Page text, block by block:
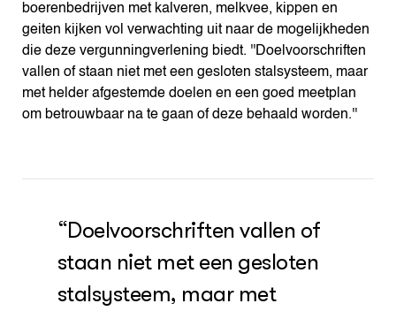
boerenbedrijven met kalveren, melkvee, kippen en
geiten kijken vol verwachting uit naar de mogelijkheden
die deze vergunningverlening biedt. ''Doelvoorschriften
vallen of staan niet met een gesloten stalsysteem, maar
met helder afgestemde doelen en een goed meetplan
om betrouwbaar na te gaan of deze behaald worden.''
“Doelvoorschriften vallen of
staan niet met een gesloten
stalsysteem, maar met